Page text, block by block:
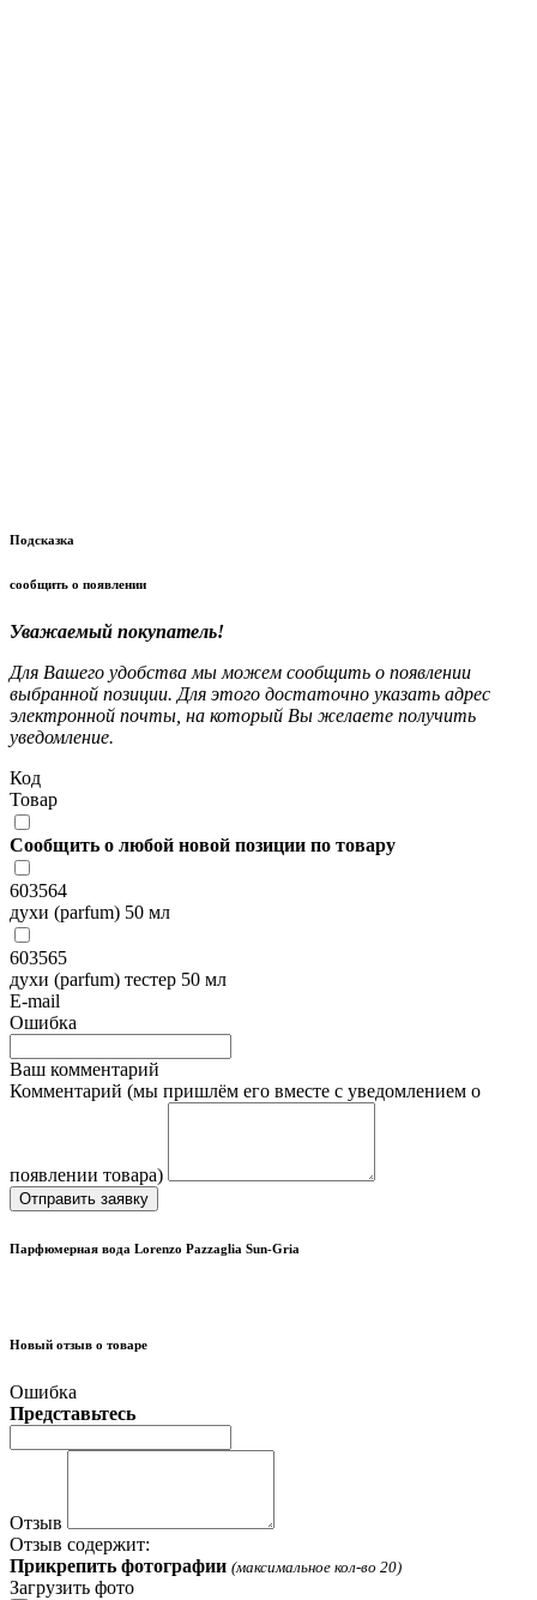
Подсказка
сообщить о появлении
Уважаемый покупатель!
Для Вашего удобства мы можем сообщить о появлении
выбранной позиции. Для этого достаточно указать адрес
электронной почты, на который Вы желаете получить
уведомление.
Код
Товар
Сообщить о любой новой позиции по товару
603564
духи (parfum) 50 мл
603565
духи (parfum) тестер 50 мл
E-mail
Ошибка
Ваш комментарий
Комментарий (мы пришлём его вместе с уведомлением о
появлении товара)
Отправить заявку
Парфюмерная вода Lorenzo Pazzaglia Sun-Gria
Новый отзыв о товаре
Ошибка
Представьтесь
Отзыв
Отзыв содержит:
Прикрепить фотографии (максимальное кол-во 20)
Загрузить фото